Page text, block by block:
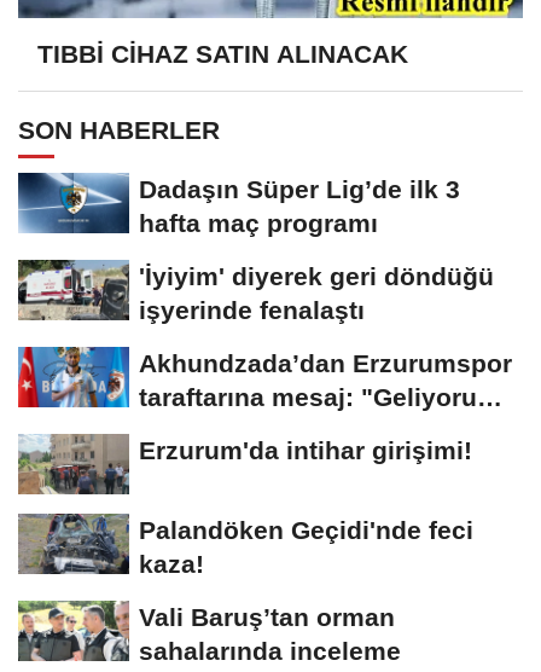
TIBBİ CİHAZ SATIN ALINACAK
SON HABERLER
Dadaşın Süper Lig’de ilk 3
hafta maç programı
'İyiyim' diyerek geri döndüğü
işyerinde fenalaştı
Akhundzada’dan Erzurumspor
taraftarına mesaj: "Geliyorum
Erzurum'da intihar girişimi!
Palandöken Geçidi'nde feci
kaza!
Vali Baruş’tan orman
sahalarında inceleme